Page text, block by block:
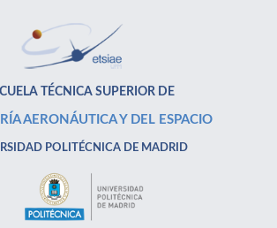
TÉCNICA SUPERIOR DE
AERONÁUTICA Y DEL ESPACIO
POLITÉCNICA DE MADRID